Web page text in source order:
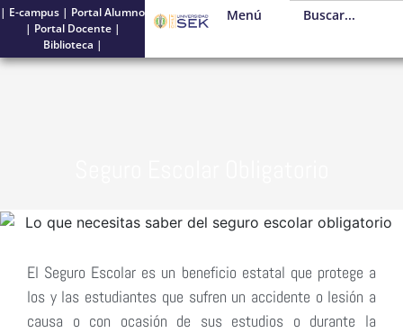
| E-campus | Portal Alumno
| Portal Docente|
Biblioteca |
Menú
El Seguro Escolar es un beneficio estatal que protege a
los y las estudiantes que sufren un accidente o lesión a
causa o con ocasión de sus estudios o durante la